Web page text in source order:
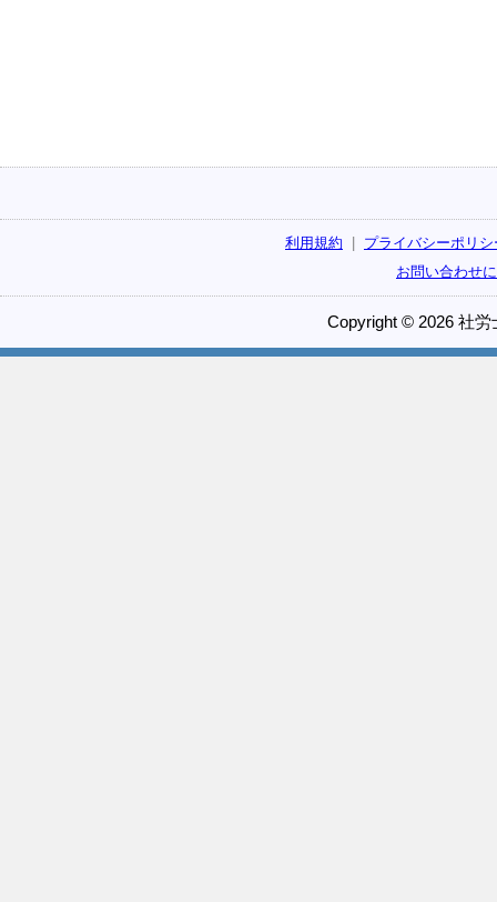
利用規約
プライバシーポリシ
お問い合わせ
Copyright © 2026 社